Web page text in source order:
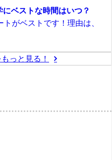
ベストな時間はいつ？
がベストです！理由は、
っと見る！